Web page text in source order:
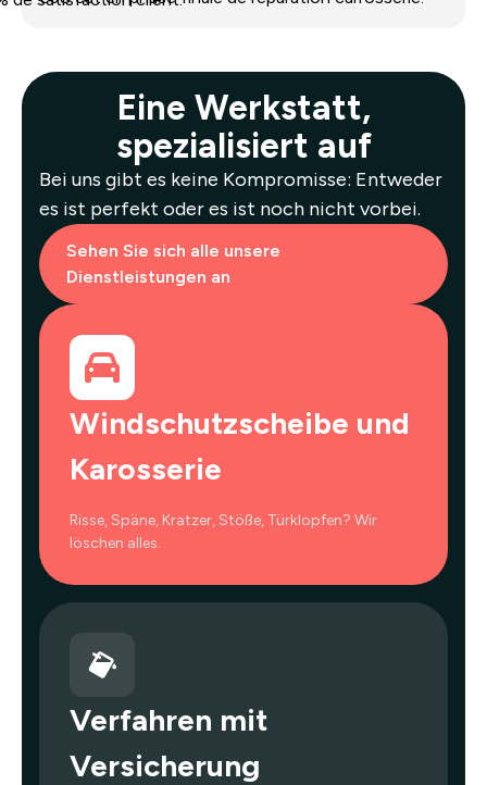
Eine Werkstatt,
spezialisiert auf
Bei uns gibt es keine Kompromisse: Entweder
es ist perfekt oder es ist noch nicht vorbei.
Sehen Sie sich alle unsere
Dienstleistungen an
Windschutzscheibe und
Karosserie
Risse, Späne, Kratzer, Stöße, Türklopfen? Wir
löschen alles.
Verfahren mit
Versicherung